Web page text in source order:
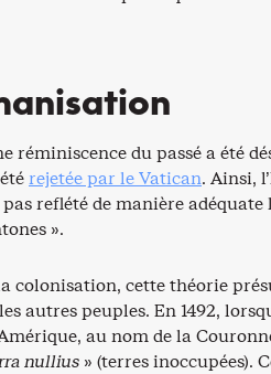
réminiscence du passé a été
rejetée par le Vatican. Ainsi,
pas reflété de manière
».
colonisation, cette théorie
autres peuples. En 1492,
au nom de la
nullius » (terres inoccupées).